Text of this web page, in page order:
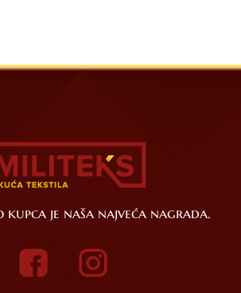
je naša najveća nagrada.